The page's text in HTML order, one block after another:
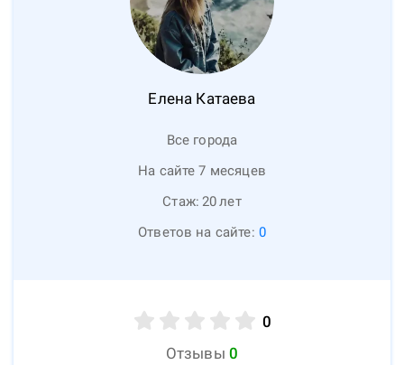
Елена Катаева
Все города
На сайте 7 месяцев
Стаж: 20лет
Ответов на сайте: 0
0
Отзывы 0